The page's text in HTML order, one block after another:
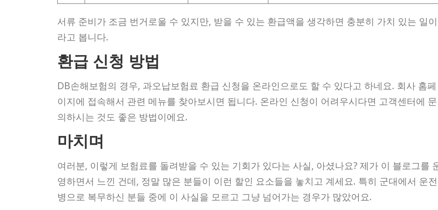
서류 준비가 조금 번거로울 수 있지만, 받을 수 있는 환급액을 생각하면 충분히 가치 있는 일이
라고 봅니다.
환급 신청 방법
DB손해보험의 경우, 과오납보험료 환급 신청을 온라인으로도 할 수 있다고 하네요. 회사 홈페
이지에 접속해서 관련 메뉴를 찾아보시면 됩니다. 온라인 신청이 어려우시다면 고객센터에 문
의하시는 것도 좋은 방법이에요.
마치며
여러분, 이렇게 보험료를 돌려받을 수 있는 기회가 있다는 사실, 아셨나요? 제가 이 블로그를
영하면서 느낀 건데, 정말 많은 분들이 이런 할인 요소들을 놓치고 계세요. 특히 군대에서 운전
병으로 복무하신 분들 중에 이 사실을 모르고 그냥 넘어가는 경우가 많았어요.